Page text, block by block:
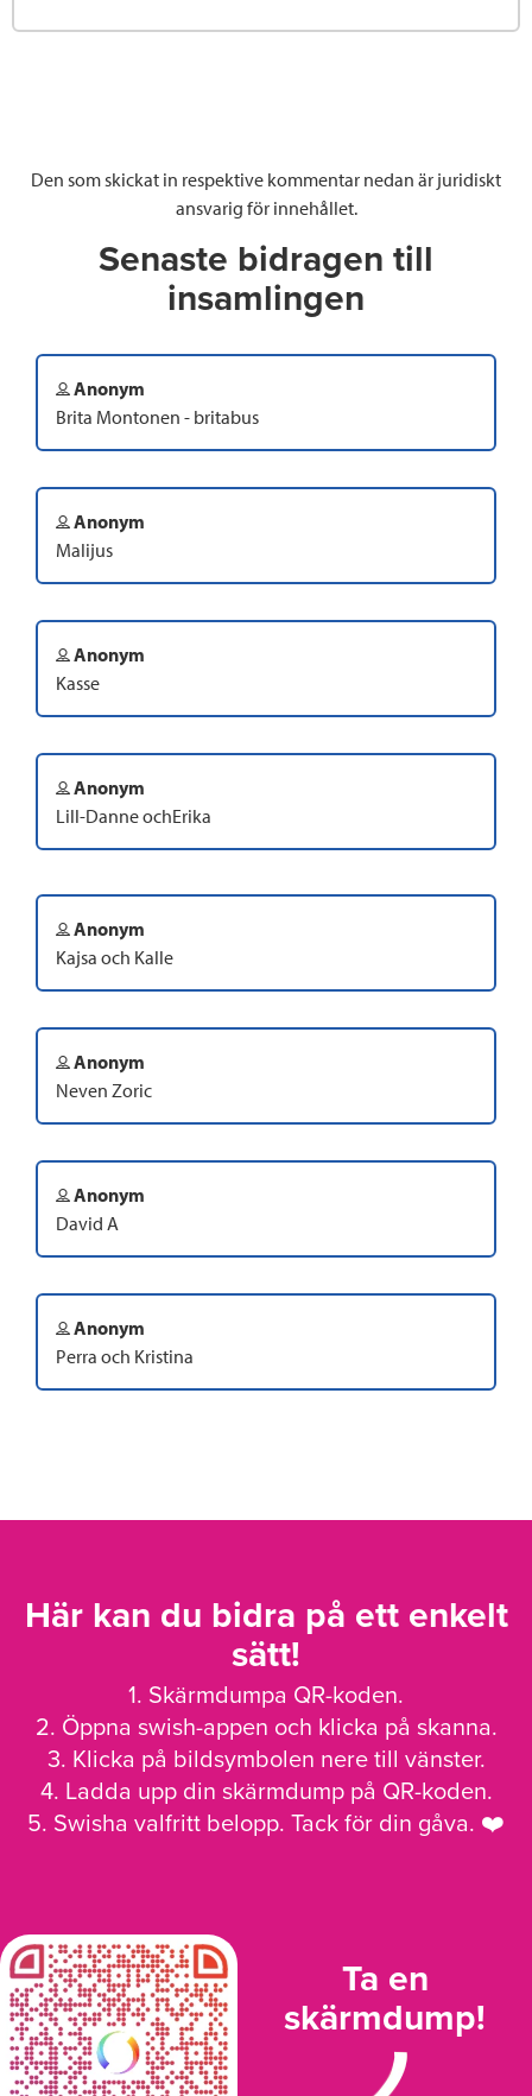
Den som skickat in respektive kommentar nedan är juridiskt
ansvarig för innehållet.
Senaste bidragen till
insamlingen
Anonym
Brita Montonen - britabus
Anonym
Malijus
Anonym
Kasse
Anonym
Lill-Danne ochErika
Anonym
Kajsa och Kalle
Anonym
Neven Zoric
Anonym
David A
Anonym
Perra och Kristina
Här kan du bidra på ett enkelt
sätt!
1. Skärmdumpa QR-koden.
2. Öppna swish-appen och klicka på skanna.
3. Klicka på bildsymbolen nere till vänster.
4. Ladda upp din skärmdump på QR-koden.
5. Swisha valfritt belopp. Tack för din gåva. ❤️
Ta en
skärmdump!